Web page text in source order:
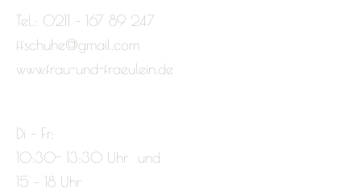
Tel.: 0211 – 167 89 247
ffschuhe@gmail.com
www.frau-und-fraeulein.de
Di – Fr:
10:30- 13:30 Uhr und
15 – 18 Uhr